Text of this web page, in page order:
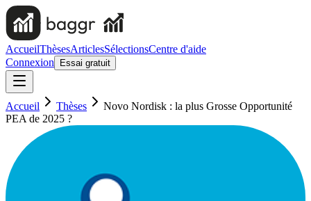
AccueilThèsesArticlesSélectionsCentre d'aide
Connexion
Essai gratuit
Accueil Thèses
Novo Nordisk : la plus Grosse Opportunité
PEA de 2025 ?